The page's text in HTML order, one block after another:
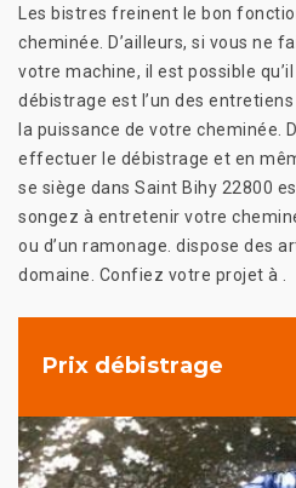
Les bistres freinent le bon
cheminée. D’ailleurs, si vous ne
votre machine, il est possible qu’il
débistrage est l’un des
la puissance de votre cheminée.
effectuer le débistrage et en
se siège dans Saint Bihy 22800
songez à entretenir votre
ou d’un ramonage. dispose des
domaine. Confiez votre projet à .
Prix débistrage